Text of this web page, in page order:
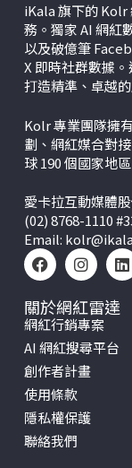
iKala 旗下的 Kolr
務。獨家 AI 網紅
以及破億筆
X 即時社群數據
打造精準、卓越
Kolr 專業團隊擁
劃、網紅媒合對
球 190 個國家地
愛卡拉互動媒體
(02) 8768-1110
Email:
關於網紅雷達
網紅行銷專案
AI 網紅搜尋平台
創作者計畫
使用條款
隱私權保護
聯絡我們